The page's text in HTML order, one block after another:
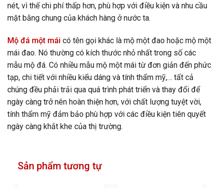
nét, vì thế chi phí thấp hơn, phù hợp với điều kiện và nhu cầu
mặt bằng chung của khách hàng ở nước ta.
Mộ đá một mái có tên gọi khác là mộ một đao hoặc mộ một
mái đao. Nó thường có kích thước nhỏ nhất trong số các
mẫu mộ đá. Có nhiều mẫu mộ một mái từ đơn giản đến phức
tạp, chi tiết với nhiều kiểu dáng và tính thẩm mỹ,… tất cả
chúng đều phải trải qua quá trình phát triển và thay đổi để
ngày càng trở nên hoàn thiện hơn, với chất lượng tuyệt vời,
tính thẩm mỹ đảm bảo phù hợp với các điều kiện tiên quyết
ngày càng khắt khe của thị trường.
Sản phẩm tương tự